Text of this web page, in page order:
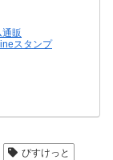
通販
スタンプ
びすけっと